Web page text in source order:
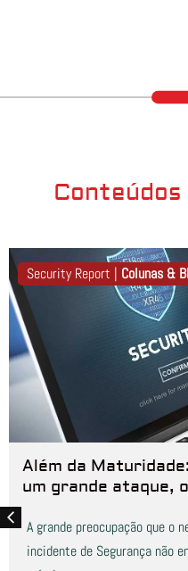
Security Report | Colunas &
Além da
um grande ataque,
A grande preocupação que o
incidente de Segurança não